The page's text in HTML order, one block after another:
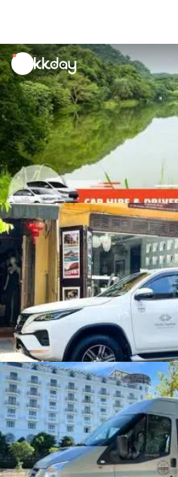
unread
notifications